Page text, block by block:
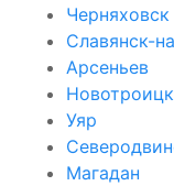
Черняховск
Славянск-
Арсеньев
Новотроицк
Уяр
Магадан